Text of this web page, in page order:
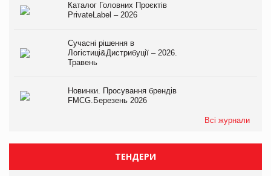
Каталог Головних Проєктів
PrivateLabel – 2026
Сучасні рішення в
Логістиці&Дистрибуції – 2026.
Травень
Новинки. Просування брендів
FMCG.Березень 2026
Всі журнали
ТЕНДЕРИ